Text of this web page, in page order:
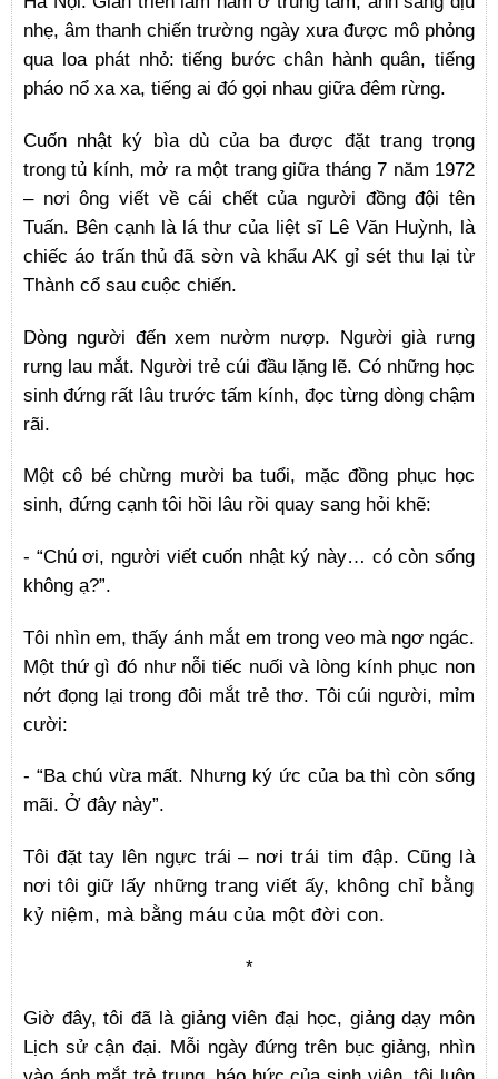
nhẹ, âm thanh chiến trường ngày xưa được mô phỏng
qua loa phát nhỏ: tiếng bước chân hành quân, tiếng
pháo nổ xa xa, tiếng ai đó gọi nhau giữa đêm rừng.
Cuốn nhật ký bìa dù của ba được đặt trang trọng
trong tủ kính, mở ra một trang giữa tháng 7 năm 1972
– nơi ông viết về cái chết của người đồng đội tên
Tuấn. Bên cạnh là lá thư của liệt sĩ Lê Văn Huỳnh, là
chiếc áo trấn thủ đã sờn và khẩu AK gỉ sét thu lại từ
Thành cổ sau cuộc chiến.
Dòng người đến xem nườm nượp. Người già rưng
rưng lau mắt. Người trẻ cúi đầu lặng lẽ. Có những học
sinh đứng rất lâu trước tấm kính, đọc từng dòng chậm
rãi.
Một cô bé chừng mười ba tuổi, mặc đồng phục học
sinh, đứng cạnh tôi hồi lâu rồi quay sang hỏi khẽ:
- “Chú ơi, người viết cuốn nhật ký này… có còn sống
không ạ?”.
Tôi nhìn em, thấy ánh mắt em trong veo mà ngơ ngác.
Một thứ gì đó như nỗi tiếc nuối và lòng kính phục non
nớt đọng lại trong đôi mắt trẻ thơ. Tôi cúi người, mỉm
cười:
- “Ba chú vừa mất. Nhưng ký ức của ba thì còn sống
mãi. Ở đây này”.
Tôi đặt tay lên ngực trái – nơi trái tim đập. Cũng là
nơi tôi giữ lấy những trang viết ấy, không chỉ bằng
kỷ niệm, mà bằng máu của một đời con.
*
Giờ đây, tôi đã là giảng viên đại học, giảng dạy môn
Lịch sử cận đại. Mỗi ngày đứng trên bục giảng, nhìn